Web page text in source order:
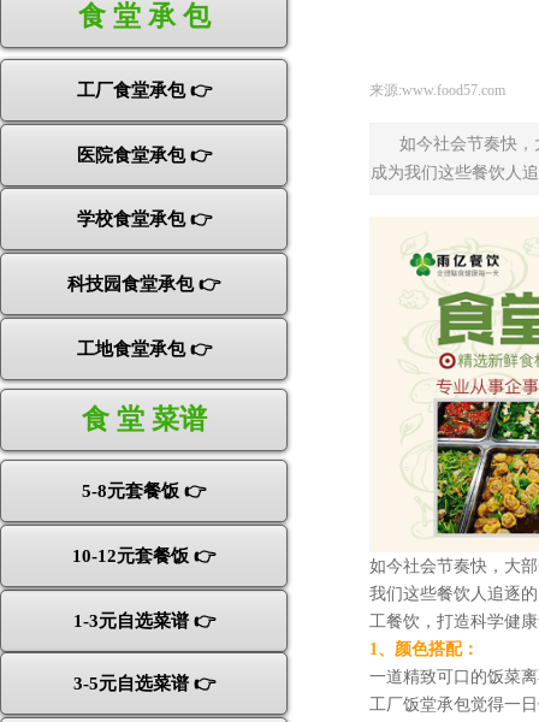
食 堂 承 包
来源:www.food57.com
如今社会节奏快
成为我们这些餐饮人
如今社会节奏快，大
我们这些餐饮人追逐
工餐饮，打造科学健
1、颜色搭配：
一道精致可口的饭菜
工厂饭堂承包觉得一
工厂食堂承包 👉
医院食堂承包 👉
学校食堂承包 👉
科技园食堂承包 👉
工地食堂承包 👉
食 堂 菜谱
5-8元套餐饭 👉
10-12元套餐饭 👉
1-3元自选菜谱 👉
3-5元自选菜谱 👉